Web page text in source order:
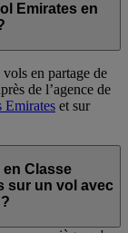
Emirates en
en partage de
de l’agence de
Emirates et sur
en Classe
sur un vol avec